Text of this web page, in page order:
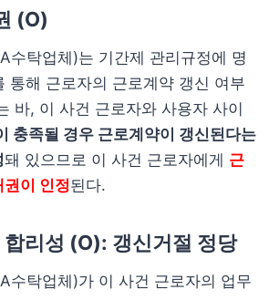
(O)
수탁업체)는 기간제 관리규정에 명
통해 근로자의 근로계약 갱신 여부
바, 이 사건 근로자와 사용자 사이
충족될 경우 근로계약이 갱신된다는
돼 있으므로 이 사건 근로자에게 근
이 인정된다.
합리성 (O): 갱신거절 정당
수탁업체)가 이 사건 근로자의 업무